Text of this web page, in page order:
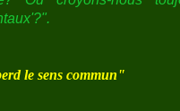
le sens commun"